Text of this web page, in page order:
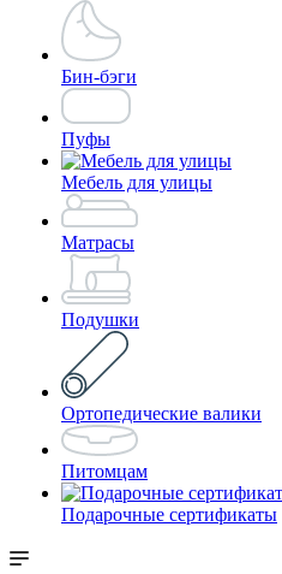
Бин-бэги
Пуфы
Мебель для улицы
Матрасы
Подушки
Ортопедические валики
Питомцам
Подарочные сертификаты